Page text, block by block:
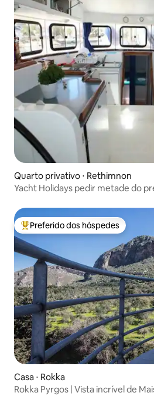
Quarto privativo ⋅ Rethimnon
Yacht Holidays pedir metade do
Entre os melhores preferidos dos
Preferido dos hóspedes
Casa ⋅ Rokka
Rokka Pyrgos | Vista incrível de